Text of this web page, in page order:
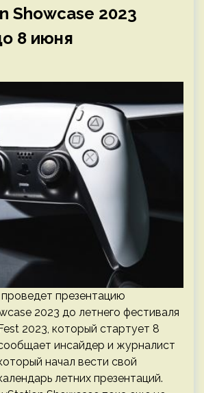
Showcase 2023
8 июня
презентацию
2023 до летнего фестиваля
2023, который стартует 8
инсайдер и журналист
начал вести свой
летних презентаций.